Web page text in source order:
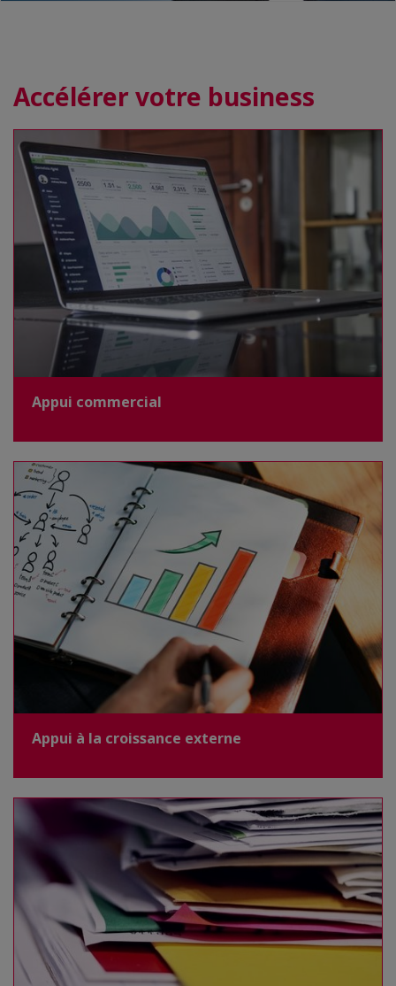
Accélérer votre business
Appui commercial
Appui à la croissance externe